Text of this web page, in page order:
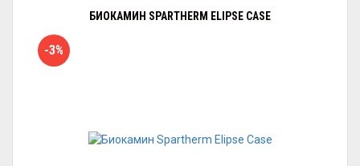
БИОКАМИН SPARTHERM ELIPSE CASE
-3%